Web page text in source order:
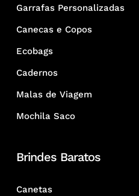
Garrafas Personalizadas
Canecas e Copos
Ecobags
Cadernos
Malas de Viagem
Mochila Saco
Brindes Baratos
Canetas